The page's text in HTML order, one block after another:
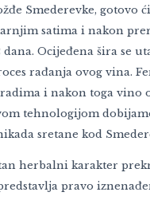
Smederevke, gotovo
satima i nakon
dana. Ocijeđena šira se
rađanja ovog vina.
i nakon toga vino
tehnologijom
sretane kod
herbalni karakter
pravo